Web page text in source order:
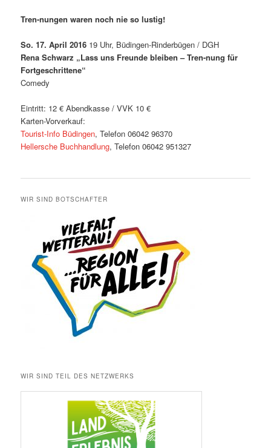
Tren-nungen waren noch nie so lustig!
So. 17. April 2016 19 Uhr, Büdingen-Rinderbügen / DGH
Rena Schwarz „Lass uns Freunde bleiben – Tren-nung für
Fortgeschrittene“
Comedy
Eintritt: 12 € Abendkasse / VVK 10 €
Karten-Vorverkauf:
Tourist-Info Büdingen, Telefon 06042 96370
Hellersche Buchhandlung, Telefon 06042 951327
WIR SIND BOTSCHAFTER
WIR SIND TEIL DES NETZWERKS